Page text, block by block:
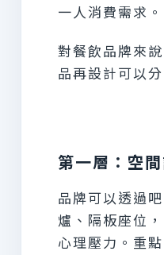
一人消費需求。
對餐飲品牌來
品再設計可以
第一層：空
品牌可以透過
爐、隔板座位
心理壓力。重